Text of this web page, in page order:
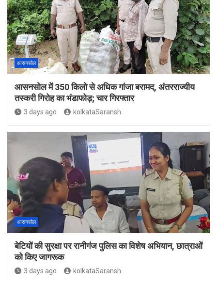
आसनसोल
आसनसोल में 350 किलो से अधिक गांजा बरामद, अंतरराज्यीय
तस्करी गिरोह का भंडाफोड़; चार गिरफ्तार
3 days ago kolkataSaransh
आसनसोल
बेटियों की सुरक्षा पर रानीगंज पुलिस का विशेष अभियान, छात्राओं
को किए जागरूक
3 days ago kolkataSaransh